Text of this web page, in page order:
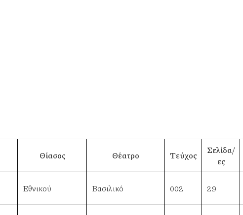
Θίασος Θέατρο Τεύχος
Σελίδα/
ες
Εθνικού Βασιλικό 002 29